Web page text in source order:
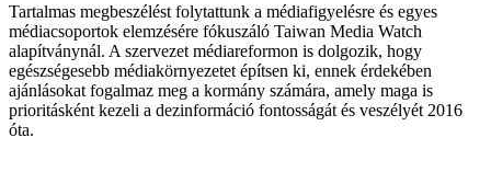
Tartalmas megbeszélést folytattunk a médiafigyelésre és egyes
médiacsoportok elemzésére fókuszáló Taiwan Media Watch
alapítványnál. A szervezet médiareformon is dolgozik, hogy
egészségesebb médiakörnyezetet építsen ki, ennek érdekében
ajánlásokat fogalmaz meg a kormány számára, amely maga is
prioritásként kezeli a dezinformáció fontosságát és veszélyét 2016
óta.